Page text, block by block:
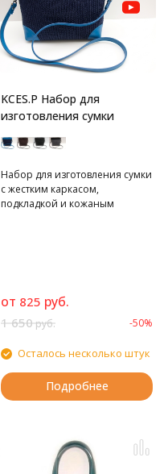
KCES.P Набор для
изготовления сумки
Набор для изготовления сумки
с жестким каркасом,
подкладкой и кожаным
от 825 руб.
1 650руб. -50%
Осталось несколько штук
Подробнее